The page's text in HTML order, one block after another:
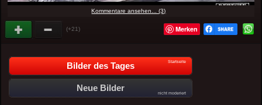
Kommentare ansehen... (3)
(+21) Merken
Bilder des Tages Startseite
Neue Bilder
nicht moderiert